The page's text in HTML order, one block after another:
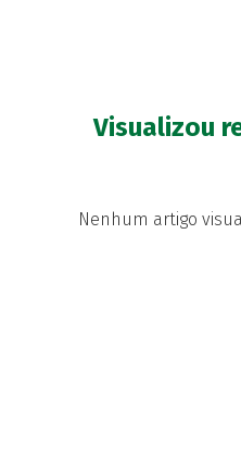
Visualizou
Nenhum artigo